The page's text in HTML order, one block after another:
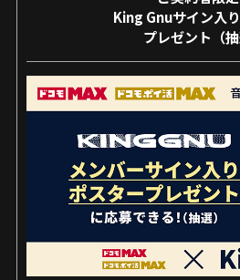
King Gnuサイン入
プレゼント（抽